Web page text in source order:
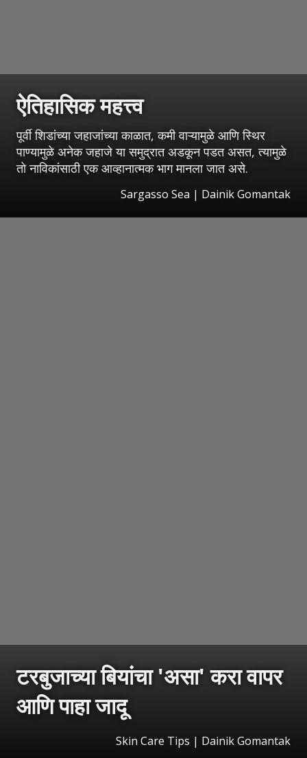
ऐतिहासिक महत्त्व
पूर्वी शिडांच्या जहाजांच्या काळात, कमी वाऱ्यामुळे आणि स्थिर
पाण्यामुळे अनेक जहाजे या समुद्रात अडकून पडत असत, त्यामुळे
तो नाविकांसाठी एक आव्हानात्मक भाग मानला जात असे.
Sargasso Sea | Dainik Gomantak
टरबुजाच्या बियांचा 'असा' करा वापर
आणि पाहा जादू
Skin Care Tips | Dainik Gomantak